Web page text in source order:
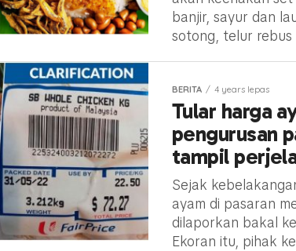
banjir, sayur dan
sotong, telur rebus
BERITA 4 years lepas
Tular harga
pengurusan
tampil
Sejak
ayam di pasaran
dilaporkan bakal
Ekoran itu, pihak